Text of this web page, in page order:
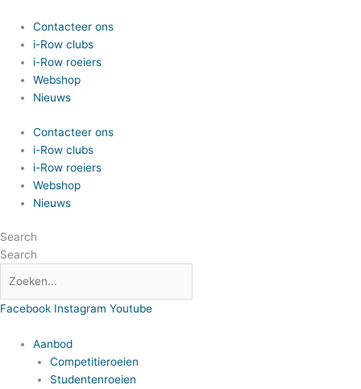
naar
inhoud
Contacteer ons
i-Row clubs
i-Row roeiers
Webshop
Nieuws
Contacteer ons
i-Row clubs
i-Row roeiers
Webshop
Nieuws
Search
Search
Facebook Instagram Youtube
Aanbod
Competitieroeien
Studentenroeien